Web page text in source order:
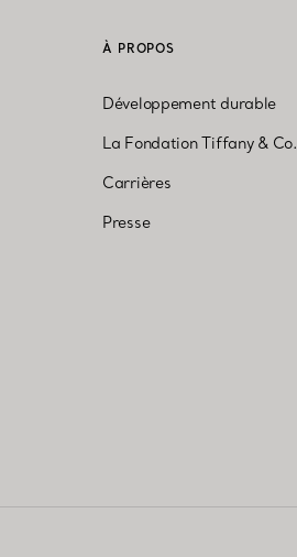
À PROPOS
Développement durable
La Fondation Tiffany & Co.
Carrières
Presse